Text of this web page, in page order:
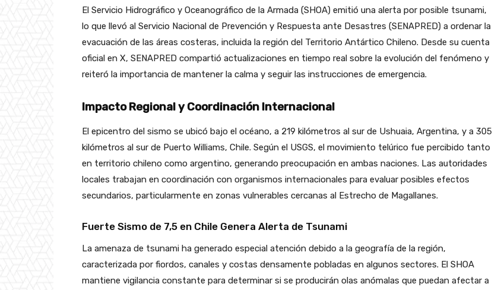
El Servicio Hidrográfico y Oceanográfico de la Armada (SHOA) emitió una alerta por posible tsunami,
lo que llevó al Servicio Nacional de Prevención y Respuesta ante Desastres (SENAPRED) a ordenar la
evacuación de las áreas costeras, incluida la región del Territorio Antártico Chileno. Desde su cuenta
oficial en X, SENAPRED compartió actualizaciones en tiempo real sobre la evolución del fenómeno y
reiteró la importancia de mantener la calma y seguir las instrucciones de emergencia.
Impacto Regional y Coordinación Internacional
El epicentro del sismo se ubicó bajo el océano, a 219 kilómetros al sur de Ushuaia, Argentina, y a 305
kilómetros al sur de Puerto Williams, Chile. Según el USGS, el movimiento telúrico fue percibido tanto
en territorio chileno como argentino, generando preocupación en ambas naciones. Las autoridades
locales trabajan en coordinación con organismos internacionales para evaluar posibles efectos
secundarios, particularmente en zonas vulnerables cercanas al Estrecho de Magallanes.
Fuerte Sismo de 7,5 en Chile Genera Alerta de Tsunami
La amenaza de tsunami ha generado especial atención debido a la geografía de la región,
caracterizada por fiordos, canales y costas densamente pobladas en algunos sectores. El SHOA
mantiene vigilancia constante para determinar si se producirán olas anómalas que puedan afectar a